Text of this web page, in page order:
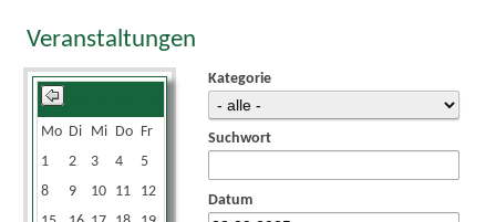
Veranstaltungen
Mo Di Mi Do Fr
1
2 3 4 5
8
9 10 11 12
Kategorie
Suchwort
Datum